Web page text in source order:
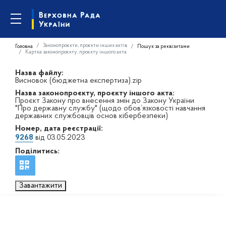
Головна Законопроєкти, проєкти інших актів
Пошук за реквізитами
Картка законопроєкту, проєкту іншого акта
Назва файлу:
Висновок (бюджетна експертиза).zip
Назва законопроєкту, проєкту іншого акта:
Проєкт Закону про внесення змін до Закону України
"Про державну службу" (щодо обов’язковості навчання
державних службовців основ кібербезпеки)
Номер, дата реєстрації:
9268 від 03.05.2023
Поділитись:
Завантажити